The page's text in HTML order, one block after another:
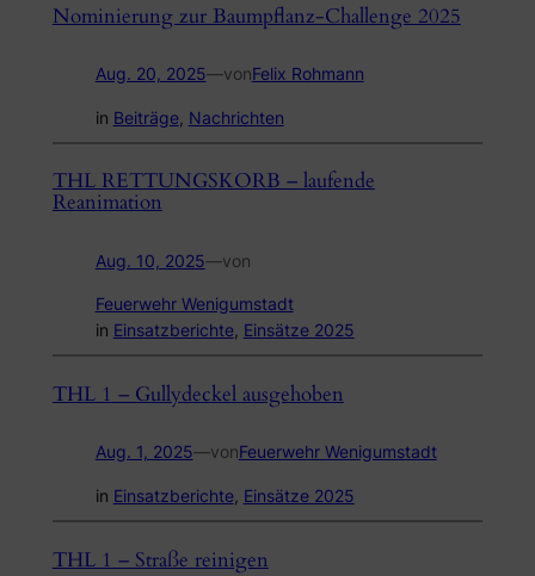
Nominierung zur Baumpflanz-Challenge 2025
Aug. 20, 2025—vonFelix Rohmann
in Beiträge, Nachrichten
THL RETTUNGSKORB – laufende
Reanimation
Aug. 10, 2025—von
Feuerwehr Wenigumstadt
in Einsatzberichte, Einsätze 2025
THL 1 – Gullydeckel ausgehoben
Aug. 1, 2025—vonFeuerwehr Wenigumstadt
in Einsatzberichte, Einsätze 2025
THL 1 – Straße reinigen